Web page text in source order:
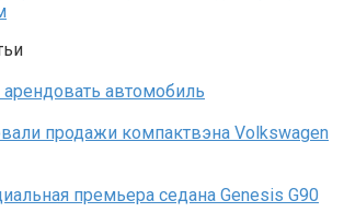
автомобиль
продажи компактвэна Volkswagen
премьера седана Genesis G90